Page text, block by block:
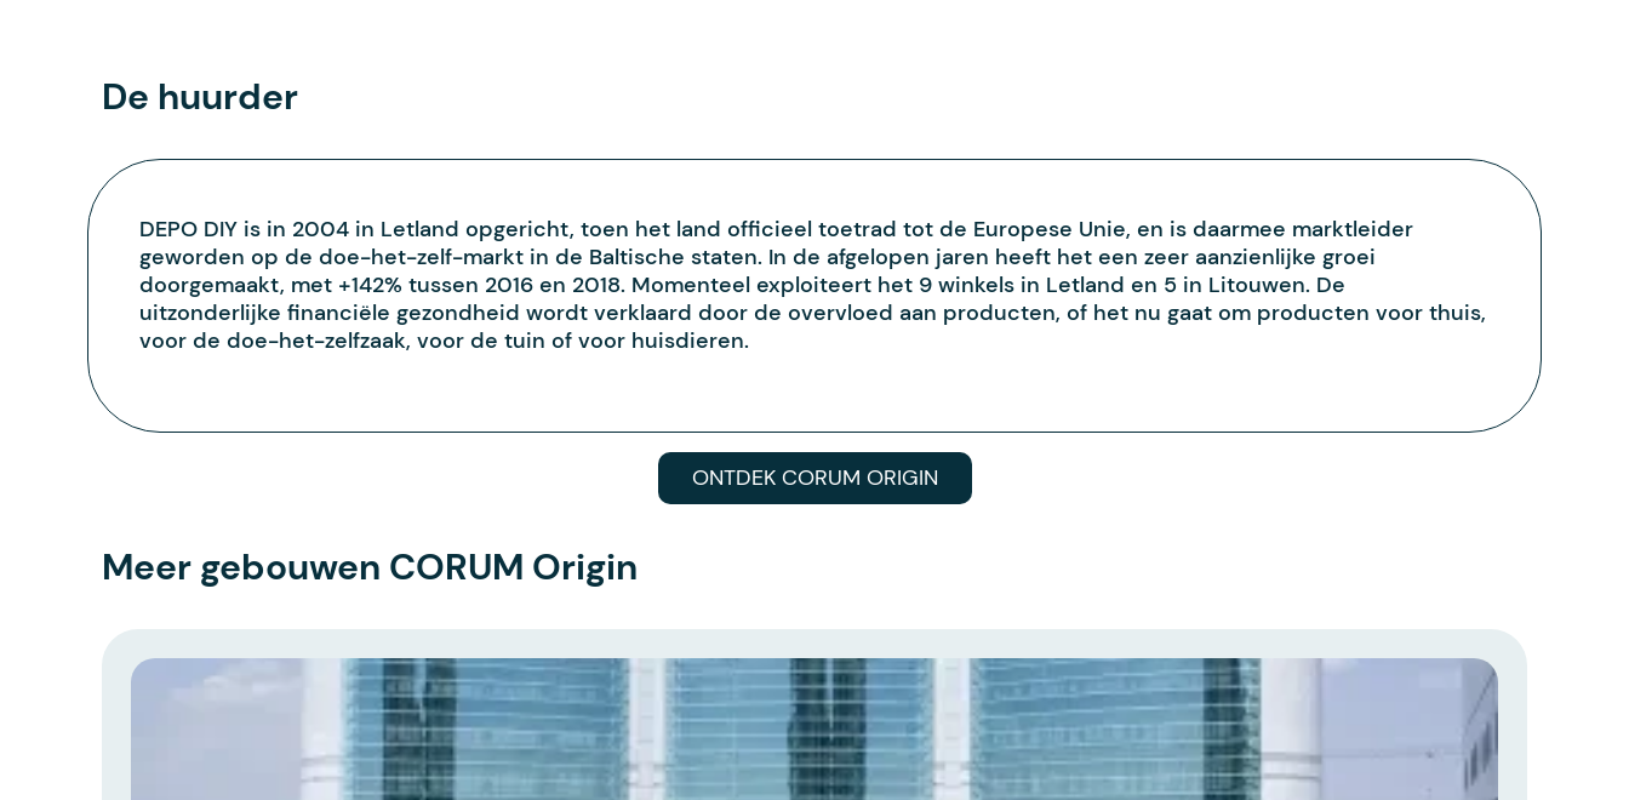
De huurder
DEPO DIY is in 2004 in Letland opgericht, toen het land officieel toetrad tot de Europese Unie, en is daarmee marktleider
geworden op de doe-het-zelf-markt in de Baltische staten. In de afgelopen jaren heeft het een zeer aanzienlijke groei
doorgemaakt, met +142% tussen 2016 en 2018. Momenteel exploiteert het 9 winkels in Letland en 5 in Litouwen. De
uitzonderlijke financiële gezondheid wordt verklaard door de overvloed aan producten, of het nu gaat om producten voor thuis,
voor de doe-het-zelfzaak, voor de tuin of voor huisdieren.
ONTDEK CORUM ORIGIN
Meer gebouwen CORUM Origin